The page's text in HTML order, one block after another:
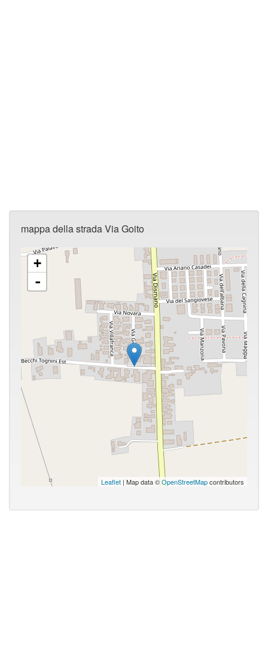
mappa della strada Via Goito
+
-
Leaflet | Map data ©OpenStreetMapcontributors